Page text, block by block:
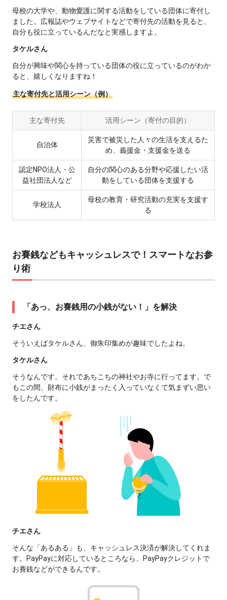
母校の大学や、動物愛護に関する活動をしている団体に寄付し
ました。広報誌やウェブサイトなどで寄付先の活動を見ると、
自分も役に立っているんだなと実感しますよ。
タケルさん
自分が興味や関心を持っている団体の役に立っているのがわか
ると、嬉しくなりますね！
主な寄付先と活用シーン（例）
主な寄付先 活用シーン（寄付の目的）
自治体
災害で被災した人々の生活を支えるた
め、義援金・支援金を送る
認定NPO法人・公
益社団法人など
自分の関心のある分野や応援したい活
動をしている団体を支援する
学校法人
母校の教育・研究活動の充実を支援す
る
お賽銭などもキャッシュレスで！スマートなお参
り術
「あっ、お賽銭用の小銭がない！」を解決
チエさん
そういえばタケルさん、御朱印集めが趣味でしたよね。
タケルさん
そうなんです。それであちこちの神社やお寺に行ってます。で
もこの間、財布に小銭がまったく入っていなくて気まずい思い
をしたんです。
チエさん
そんな「あるある」も、キャッシュレス決済が解決してくれま
す。PayPayに対応しているところなら、PayPayクレジットで
お賽銭などができるんです。